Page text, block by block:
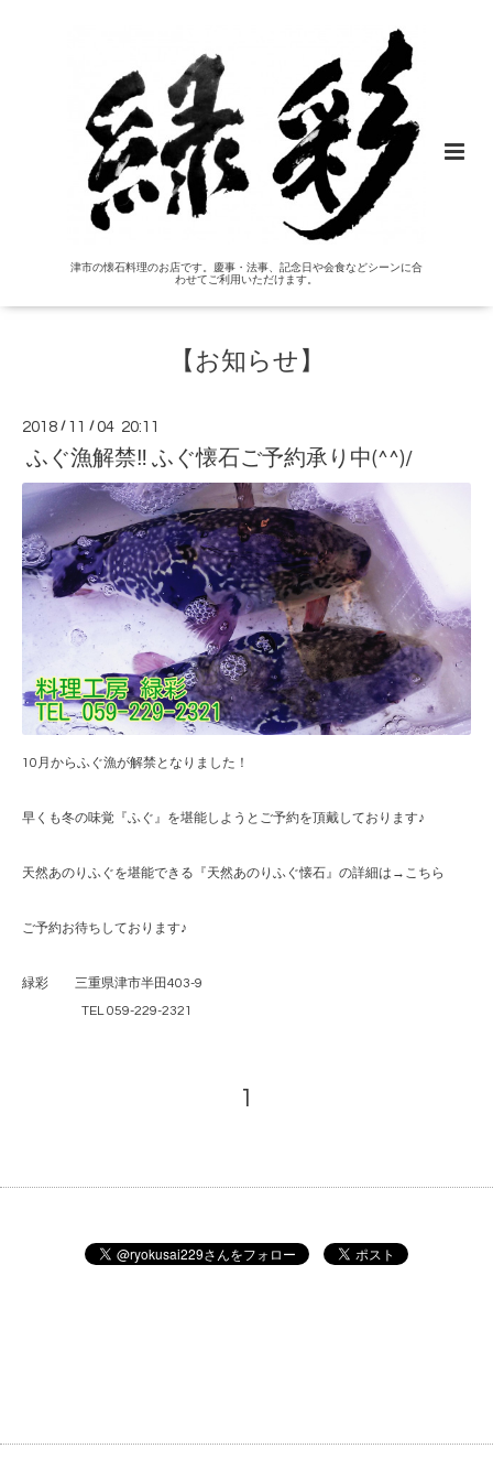
津市の懐石料理のお店です。慶事・法事、記念日や会食などシーンに合
わせてご利用いただけます。
【お知らせ】
2018 / 11 /04 20:11
ふぐ漁解禁‼ ふぐ懐石ご予約承り中(^^)/
10月からふぐ漁が解禁となりました！
早くも冬の味覚『ふぐ』を堪能しようとご予約を頂戴しております♪
天然あのりふぐを堪能できる『天然あのりふぐ懐石』の詳細は→ こちら
ご予約お待ちしております♪
緑彩 三重県津市半田403-9
TEL 059-229-2321
1